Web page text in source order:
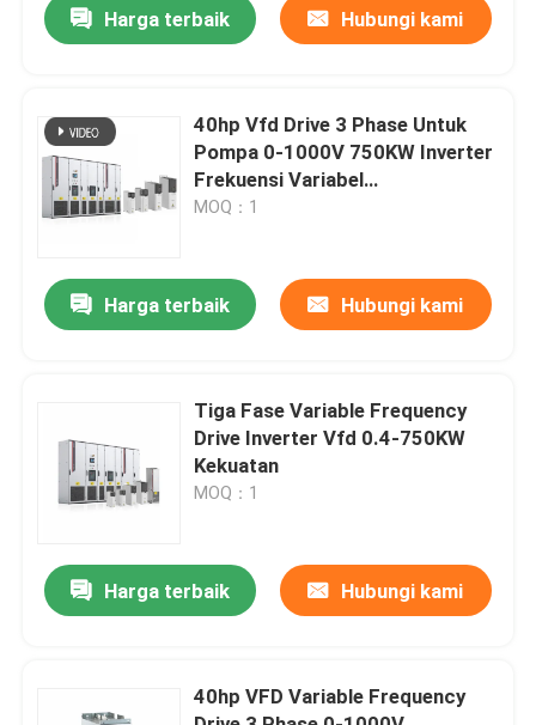
Rumah
Video
Tur Pabrik
Hubungi Kami
Berita
Penggerak Frekuensi Variabel VFD
Harga terbaik Hubungi kami
40hp Vfd Drive 3 Phase Untuk
Pompa 0-1000V 750KW Inverter
Frekuensi Variabel
Pertambangan
MOQ：1
Harga terbaik Hubungi kami
Tiga Fase Variable Frequency
Drive Inverter Vfd 0.4-750KW
Kekuatan
MOQ：1
Harga terbaik Hubungi kami
40hp VFD Variable Frequency